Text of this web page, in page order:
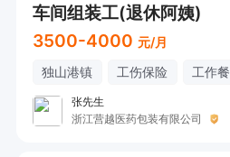
车间组装工(退休阿姨)
3500-4000 元/月
独山港镇 工伤保险 工作餐
张先生
浙江营越医药包装有限公司